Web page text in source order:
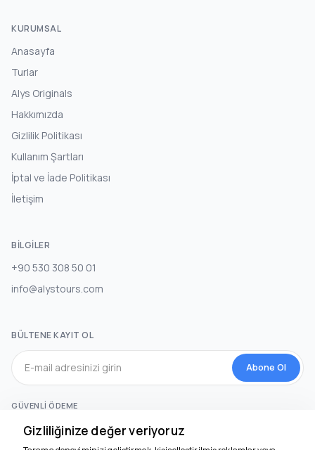
KURUMSAL
Anasayfa
Turlar
Alys Originals
Hakkımızda
Gizlilik Politikası
Kullanım Şartları
İptal ve İade Politikası
İletişim
BILGILER
+90 530 308 50 01
info@alystours.com
BÜLTENE KAYIT OL
Abone Ol
GÜVENLI ÖDEME
Gizliliğinize değer veriyoruz